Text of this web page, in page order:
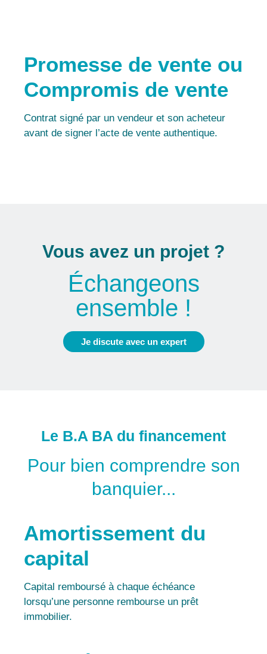
Promesse de vente ou
Compromis de vente
Contrat signé par un vendeur et son acheteur
avant de signer l’acte de vente authentique.
Vous avez un projet ?
Échangeons
ensemble !
Je discute avec un expert
Le B.A BA du financement
Pour bien comprendre son
banquier...
Amortissement du
capital
Capital remboursé à chaque échéance
lorsqu’une personne rembourse un prêt
immobilier.